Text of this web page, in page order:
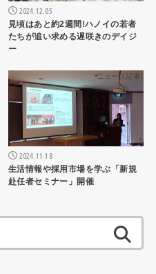
2024.12.05
見頃はあと約2週間!ハノイの若者
たちが追い求める遅咲きのデイジ
ー
ニュース記事
2024.11.18
生活情報や採用市場を学ぶ「新規
赴任者セミナー」開催
索: